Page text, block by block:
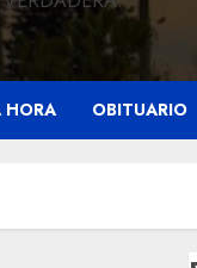
HORA OBITUARIO